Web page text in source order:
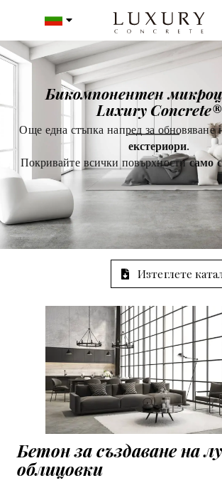
Бикомпонентен
Luxury Concrete®
Още една стъпка напред за обновяване
екстериори.
Покривайте всички повърхностисамо
Изтеглете
Бетон за създаване на
облицовки